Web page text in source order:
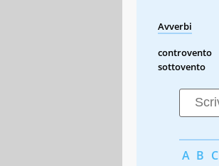
Avverbi
controvento
sottovento
A B C